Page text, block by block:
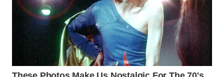
KOPEKLIN
PORTAL
KONSUMEN